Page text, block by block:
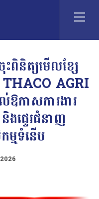
ះពិនិត្យមើលខ្សែ
THACO AGRI
ល់ឱកាសការងារ
ផ្ទេរជំនាញ
មទំនើប